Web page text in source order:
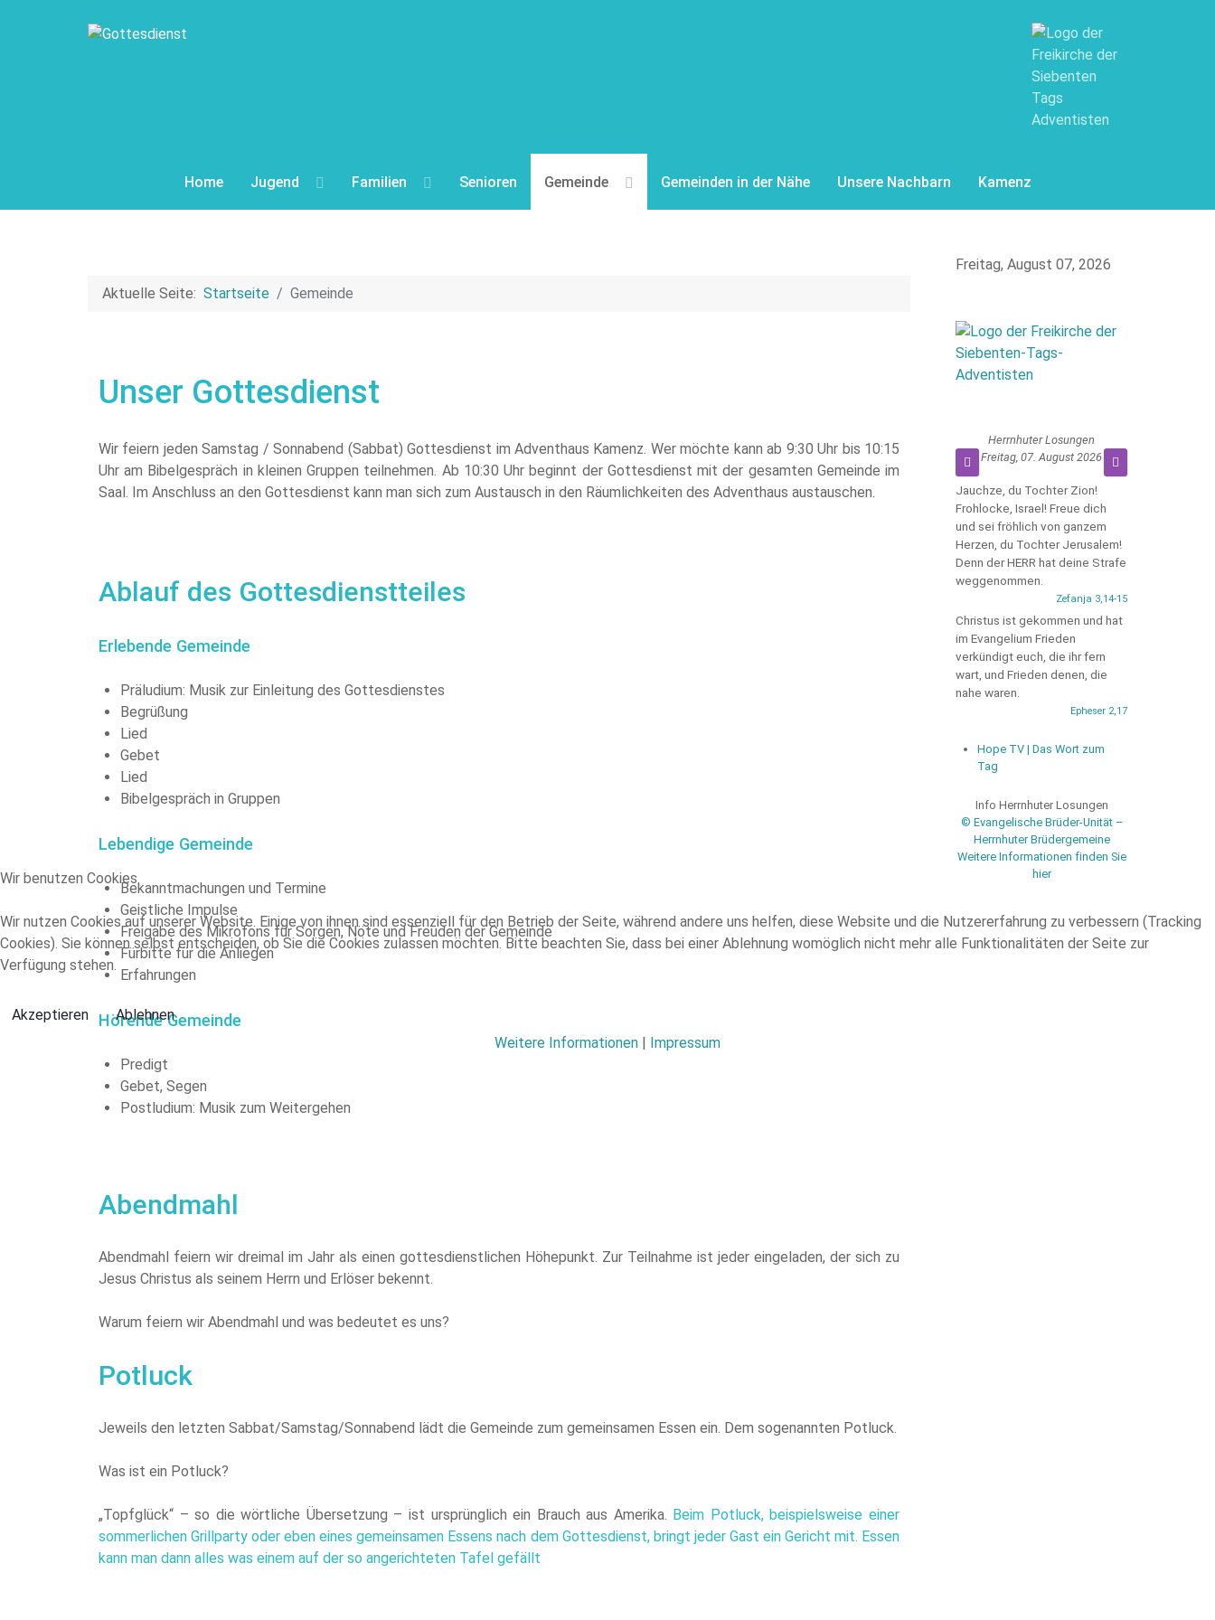
Home Jugend Familien Senioren Gemeinde Gemeinden in der Nähe Unsere Nachbarn Kamenz
Aktuelle Seite: Startseite Gemeinde
Unser Gottesdienst
Wir feiern jeden Samstag / Sonnabend (Sabbat) Gottesdienst im Adventhaus Kamenz. Wer möchte kann ab 9:30 Uhr bis 10:15
Uhr am Bibelgespräch in kleinen Gruppen teilnehmen. Ab 10:30 Uhr beginnt der Gottesdienst mit der gesamten Gemeinde im
Saal. Im Anschluss an den Gottesdienst kann man sich zum Austausch in den Räumlichkeiten des Adventhaus austauschen.
Ablauf des Gottesdienstteiles
Erlebende Gemeinde
Präludium: Musik zur Einleitung des Gottesdienstes
Begrüßung
Lied
Gebet
Lied
Bibelgespräch in Gruppen
Lebendige Gemeinde
Bekanntmachungen und Termine
Geistliche Impulse
Freigabe des Mikrofons für Sorgen, Nöte und Freuden der Gemeinde
Fürbitte für die Anliegen
Erfahrungen
Hörende Gemeinde
Predigt
Gebet, Segen
Postludium: Musik zum Weitergehen
Abendmahl
Abendmahl feiern wir dreimal im Jahr als einen gottesdienstlichen Höhepunkt. Zur Teilnahme ist jeder eingeladen, der sich zu
Jesus Christus als seinem Herrn und Erlöser bekennt.
Warum feiern wir Abendmahl und was bedeutet es uns?
Potluck
Jeweils den letzten Sabbat/Samstag/Sonnabend lädt die Gemeinde zum gemeinsamen Essen ein. Dem sogenannten Potluck.
Was ist ein Potluck?
„Topfglück“ – so die wörtliche Übersetzung – ist ursprünglich ein Brauch aus Amerika. Beim Potluck, beispielsweise einer
sommerlichen Grillparty oder eben eines gemeinsamen Essens nach dem Gottesdienst, bringt jeder Gast ein Gericht mit. Essen
kann man dann alles was einem auf der so angerichteten Tafel gefällt
Freitag, August 07, 2026
Herrnhuter Losungen
Freitag, 07. August 2026
Jauchze, du Tochter Zion!
Frohlocke, Israel! Freue dich
und sei fröhlich von ganzem
Herzen, du Tochter Jerusalem!
Denn der HERR hat deine Strafe
weggenommen.
Zefanja 3,14-15
Christus ist gekommen und hat
im Evangelium Frieden
verkündigt euch, die ihr fern
wart, und Frieden denen, die
nahe waren.
Epheser 2,17
Hope TV | Das Wort zum
Tag
Info Herrnhuter Losungen
© Evangelische Brüder-Unität –
Herrnhuter Brüdergemeine
Weitere Informationen finden Sie
hier
Wir benutzen Cookies
Wir nutzen Cookies auf unserer Website. Einige von ihnen sind essenziell für den Betrieb der Seite, während andere uns helfen, diese Website und die Nutzererfahrung zu verbessern (Tracking
Cookies). Sie können selbst entscheiden, ob Sie die Cookies zulassen möchten. Bitte beachten Sie, dass bei einer Ablehnung womöglich nicht mehr alle Funktionalitäten der Seite zur
Verfügung stehen.
Akzeptieren
Ablehnen
Weitere Informationen | Impressum